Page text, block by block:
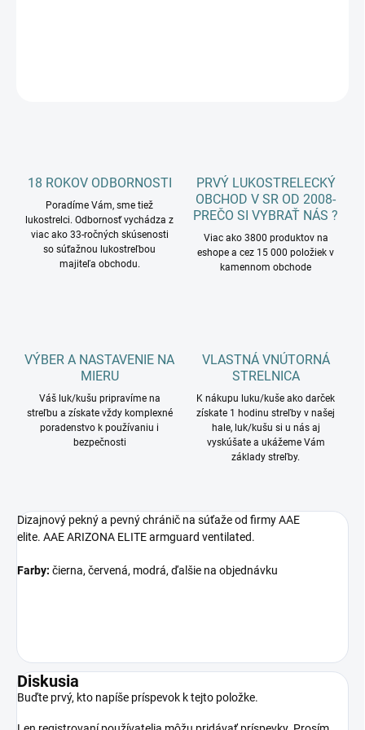
18 ROKOV ODBORNOSTI
Poradíme Vám, sme tiež
lukostrelci. Odbornosť vychádza z
viac ako 33-ročných skúsenosti
so súťažnou lukostreľbou
majiteľa obchodu.
PRVÝ LUKOSTRELECKÝ
OBCHOD V SR OD 2008-
PREČO SI VYBRAŤ NÁS ?
Viac ako 3800 produktov na
eshope a cez 15 000 položiek v
kamennom obchode
VÝBER A NASTAVENIE NA
MIERU
Váš luk/kušu pripravíme na
streľbu a získate vždy komplexné
poradenstvo k používaniu i
bezpečnosti
VLASTNÁ VNÚTORNÁ
STRELNICA
K nákupu luku/kuše ako darček
získate 1 hodinu streľby v našej
hale, luk/kušu si u nás aj
vyskúšate a ukážeme Vám
základy streľby.
Dizajnový pekný a pevný chránič na súťaže od firmy AAE
elite. AAE ARIZONA ELITE armguard ventilated.
Farby: čierna, červená, modrá, ďalšie na objednávku
Diskusia
Buďte prvý, kto napíše príspevok k tejto položke.